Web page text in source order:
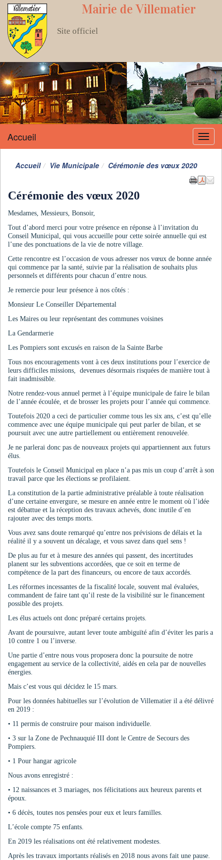
Mairie de Villematier
Site officiel
Menu
Accueil
Accueil Vie Municipale Cérémonie des vœux 2020
Cérémonie des vœux 2020
Mesdames, Messieurs, Bonsoir,
Tout d’abord merci pour votre présence en réponse à l’invitation du
Conseil Municipal, qui vous accueille pour cette soirée annuelle qui est
l’une des ponctuations de la vie de notre village.
Cette rencontre est l’occasion de vous adresser nos vœux de bonne année
qui commence par la santé, suivie par la réalisation de souhaits plus
personnels et différents pour chacun d’entre nous.
Je remercie pour leur présence à nos côtés :
Monsieur Le Conseiller Départemental
Les Maires ou leur représentant des communes voisines
La Gendarmerie
Les Pompiers sont excusés en raison de la Sainte Barbe
Tous nos encouragements vont à ces deux institutions pour l’exercice de
leurs difficiles missions, devenues désormais risquées de manière tout à
fait inadmissible.
Notre rendez-vous annuel permet à l’équipe municipale de faire le bilan
de l’année écoulée, et de brosser les projets pour l’année qui commence.
Toutefois 2020 a ceci de particulier comme tous les six ans, c’est qu’elle
commence avec une équipe municipale qui peut parler de bilan, et se
poursuit avec une autre partiellement ou entièrement renouvelée.
Je ne parlerai donc pas de nouveaux projets qui appartiennent aux futurs
élus.
Toutefois le Conseil Municipal en place n’a pas mis un coup d’arrêt à son
travail parce que les élections se profilaient.
La constitution de la partie administrative préalable à toute réalisation
d’une certaine envergure, se mesure en année entre le moment où l’idée
est débattue et la réception des travaux achevés, donc inutile d’en
rajouter avec des temps morts.
Vous avez sans doute remarqué qu’entre nos prévisions de délais et la
réalité il y a souvent un décalage, et vous savez dans quel sens !
De plus au fur et à mesure des années qui passent, des incertitudes
planent sur les subventions accordées, que ce soit en terme de
compétence de la part des financeurs, ou encore de taux accordés.
Les réformes incessantes de la fiscalité locale, souvent mal évaluées,
commandent de faire tant qu’il reste de la visibilité sur le financement
possible des projets.
Les élus actuels ont donc préparé certains projets.
Avant de poursuivre, autant lever toute ambiguïté afin d’éviter les paris a
10 contre 1 ou l’inverse.
Une partie d’entre nous vous proposera donc la poursuite de notre
engagement au service de la collectivité, aidés en cela par de nouvelles
énergies.
Mais c’est vous qui décidez le 15 mars.
Pour les données habituelles sur l’évolution de Villematier il a été délivré
en 2019 :
• 11 permis de construire pour maison individuelle.
• 3 sur la Zone de Pechnauquié III dont le Centre de Secours des
Pompiers.
• 1 Pour hangar agricole
Nous avons enregistré :
• 12 naissances et 3 mariages, nos félicitations aux heureux parents et
époux.
• 6 décès, toutes nos pensées pour eux et leurs familles.
L’école compte 75 enfants.
En 2019 les réalisations ont été relativement modestes.
Après les travaux importants réalisés en 2018 nous avons fait une pause.